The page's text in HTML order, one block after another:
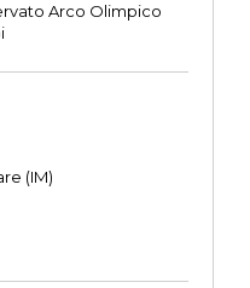
Arco Olimpico
(IM)